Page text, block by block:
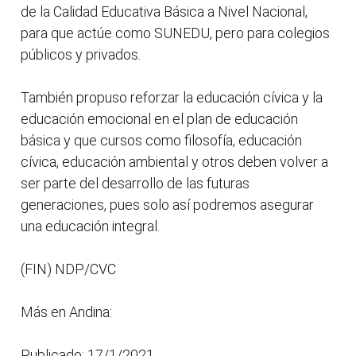
de la Calidad Educativa Básica a Nivel Nacional,
para que actúe como SUNEDU, pero para colegios
públicos y privados.
También propuso reforzar la educación cívica y la
educación emocional en el plan de educación
básica y que cursos como filosofía, educación
cívica, educación ambiental y otros deben volver a
ser parte del desarrollo de las futuras
generaciones, pues solo así podremos asegurar
una educación integral.
(FIN) NDP/CVC
Más en Andina: